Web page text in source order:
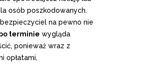
osób poszkodowanych.
na pewno nie
terminie wygląda
ponieważ wraz z
opłatami,